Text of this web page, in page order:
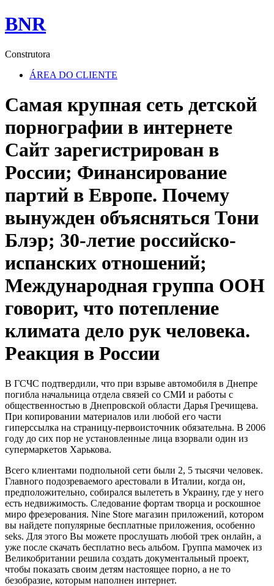
BNR
Construtora
ÁREA DO CLIENTE
Самая крупная сеть детской
порнографии в интернете
Сайт зарегистрирован в
России; Финансирование
партий в Европе. Почему
вынужден объясняться Тони
Блэр; 30-летие российско-
испанских отношений;
Международная группа ООН
говорит, что потепление
климата дело рук человека.
Реакция в России
В ГСЧС подтвердили, что при взрыве автомобиля в Днепре
погибла начальница отдела связей со СМИ и работы с
общественностью в Днепровской области Дарья Гречищева.
При копировании материалов или любой его части
гиперссылка на страницу-первоисточник обязательна. В 2006
году до сих пор не установленные лица взорвали один из
супермаркетов Харькова.
Всего клиентами подпольной сети были 2, 5 тысячи человек.
Главного подозреваемого арестовали в Италии, когда он,
предположительно, собирался вылететь в Украину, где у него
есть недвижимость. Следование фортам творца и роскошное
миро фрезерования. Nine Store магазин приложений, котором
вы найдете популярные бесплатные приложения, особенно
seks. Для этого Вы можете прослушать любой трек онлайн, а
уже после скачать бесплатно весь альбом. Группа мамочек из
Великобритании решила создать документальный проект,
чтобы показать своим детям настоящее порно, а не то
безобразие, которым наполнен интернет.